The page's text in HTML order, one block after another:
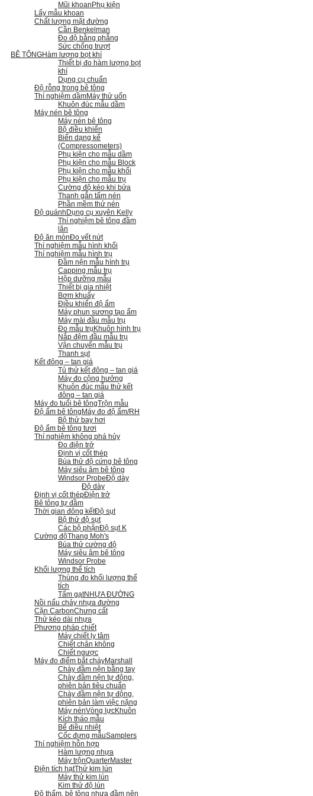
Mũi khoan Phụ kiện
Lấy mẫu khoan
Chất lượng mặt đường
Cần Benkelman
Đo độ bằng phẳng
Sức chống trượt
BÊ TÔNGHàm lượng bọt khí
Thiết bị đo hàm lượng bọt
khí
Dụng cụ chuẩn
Độ rỗng trong bê tông
Thí nghiệm dầmMáy thử uốn
Khuôn đúc mẫu dầm
Máy nén bê tông
Máy nén bê tông
Bộ điều khiển
Biến dạng kế
(Compressometers)
Phụ kiện cho mẫu dầm
Phụ kiện cho mẫu Block
Phụ kiện cho mẫu khối
Phụ kiện cho mẫu trụ
Cường độ kéo khi bửa
Thanh gắn tấm nén
Phần mềm thử nén
Độ quánh Dụng cụ xuyên Kelly
Thí nghiệm bê tông đầm
lăn
Độ ăn mònĐo vết nứt
Thí nghiệm mẫu hình khối
Thí nghiệm mẫu hình trụ
Đầm nện mẫu hình trụ
Capping mẫu trụ
Hộp dưỡng mẫu
Thiết bị gia nhiệt
Bơm khuấy
Điều khiển độ ẩm
Máy phun sương tạo ẩm
Máy mài đầu mẫu trụ
Đo mẫu trụ Khuôn hình trụ
Nắp đệm đầu mẫu trụ
Vận chuyển mẫu trụ
Thanh sụt
Kết đông – tan giá
Tủ thử kết đông – tan giá
Máy đo cộng hưởng
Khuôn đúc mẫu thử kết
đông – tan giá
Máy đo tuổi bê tôngTrộn mẫu
Độ ẩm bê tông Máy đo độ ẩm/RH
Bộ thử bay hơi
Độ ẩm bê tông tươi
Thí nghiệm không phá hủy
Đo điện trở
Định vị cốt thép
Búa thử độ cứng bê tông
Máy siêu âm bê tông
Windsor ProbeĐộ dày
Độ dày
Định vị cốt thépĐiện trở
Bê tông tự đầm
Thời gian đông kếtĐộ sụt
Bộ thử độ sụt
Các bộ phậnĐộ sụt K
Cường độThang Moh's
Búa thử cường độ
Máy siêu âm bê tông
Windsor Probe
Khối lượng thể tích
Thùng đo khối lượng thể
tích
Tấm gạtNHỰA ĐƯỜNG
Nồi nấu chảy nhựa đường
Cặn CarbonChưng cất
Thử kéo dài nhựa
Phương pháp chiết
Máy chiết ly tâm
Chiết chân không
Chiết ngược
Máy đo điểm bắt cháyMarshall
Chày đầm nện bằng tay
Chày đầm nện tự động,
phiên bản tiêu chuẩn
Chày đầm nện tự động,
phiên bản làm việc nặng
Máy nénVòng lựcKhuôn
Kích tháo mẫu
Bể điều nhiệt
Cốc đựng mẫuSamplers
Thí nghiệm hỗn hợp
Hàm lượng nhựa
Máy trộnQuarterMaster
Điện tích hạtThử kim lún
Máy thử kim lún
Kim thử độ lún
Độ thấm, bê tông nhựa đầm nện